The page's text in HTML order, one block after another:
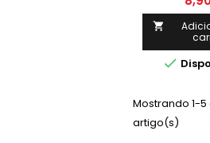
para
inoxidáveis
com e sem
tipo 1 (316,
Ti/Nb). É
corrosão
é
indústrias


Mostrando 1-
artigo(s)